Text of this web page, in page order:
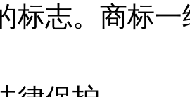
标志。商标